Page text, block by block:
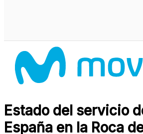
Estado del servicio
España en la Roca